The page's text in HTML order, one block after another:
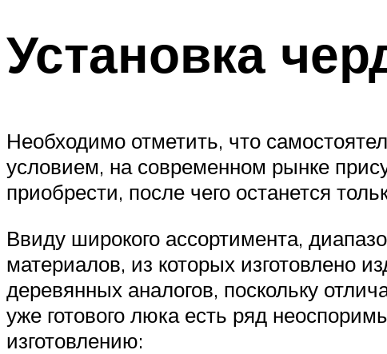
Установка
Необходимо отметить, что
условием, на современном рынке
приобрести, после чего останется
Ввиду широкого ассортимента,
материалов, из которых изготовлено
деревянных аналогов, поскольку
уже готового люка есть ряд
изготовлению: